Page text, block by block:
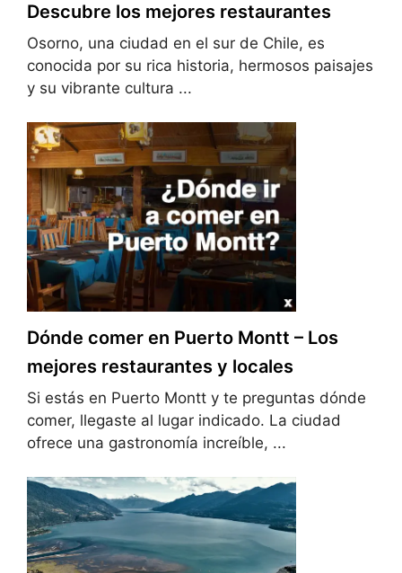
Descubre los mejores restaurantes
Osorno, una ciudad en el sur de Chile, es
conocida por su rica historia, hermosos paisajes
y su vibrante cultura ...
Dónde comer en Puerto Montt – Los
mejores restaurantes y locales
Si estás en Puerto Montt y te preguntas dónde
comer, llegaste al lugar indicado. La ciudad
ofrece una gastronomía increíble, ...